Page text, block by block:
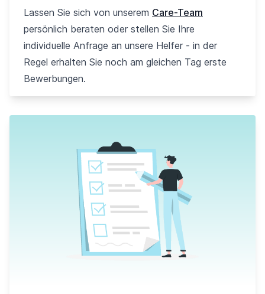
Lassen Sie sich von unserem Care-Team
persönlich beraten oder stellen Sie Ihre
individuelle Anfrage an unsere Helfer - in der
Regel erhalten Sie noch am gleichen Tag erste
Bewerbungen.